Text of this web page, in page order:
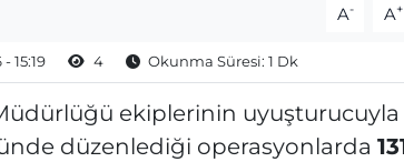
A- A+
15:19 4 Okunma Süresi: 1 Dk
ekiplerinin
düzenlediği operasyonlarda